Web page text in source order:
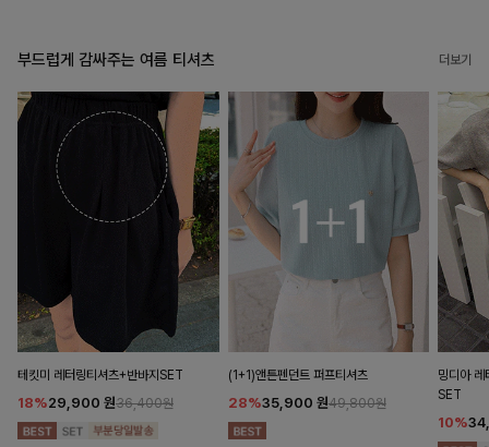
부드럽게 감싸주는 여름 티셔츠 더보기
테킷미 레터링티셔츠+반바지SET
18%29,900 원36,400원
(1+1)앤튼펜던트 퍼프티셔츠
28%35,900 원49,800원
밍디아 레
SET
10%